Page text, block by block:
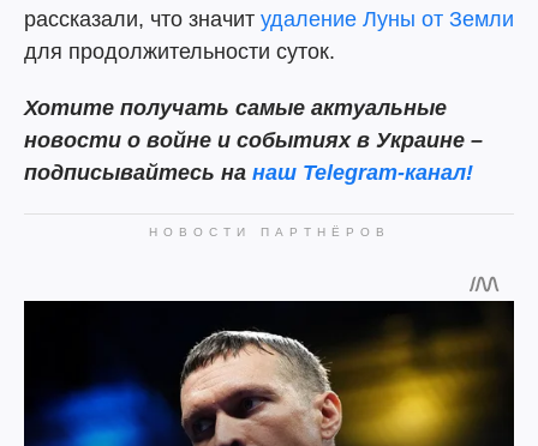
рассказали, что значит удаление Луны от Земли
для продолжительности суток.
Хотите получать самые актуальные
новости о войне и событиях в Украине –
подписывайтесь на наш Telegram-канал!